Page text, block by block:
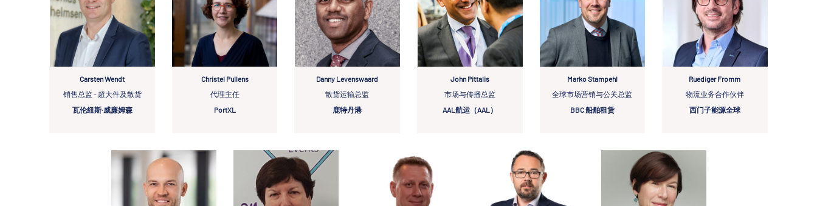
Carsten Wendt
销售总监 - 超大件及散货
瓦伦纽斯·威廉姆森
Christel Pullens
代理主任
PortXL
Danny Levenswaard
散货运输总监
鹿特丹港
John Pittalis
市场与传播总监
AAL航运（AAL）
Marko Stampehl
全球市场营销与公关总监
BBC 船舶租赁
Ruediger Fromm
物流业务合作伙伴
西门子能源全球